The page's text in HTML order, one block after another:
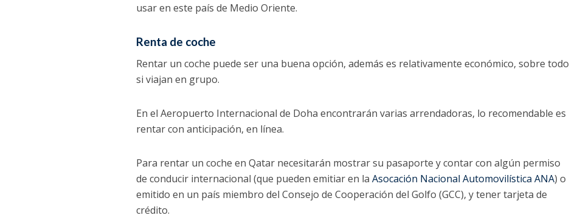
usar en este país de Medio Oriente.
Renta de coche
Rentar un coche puede ser una buena opción, además es relativamente económico, sobre todo
si viajan en grupo.
En el Aeropuerto Internacional de Doha encontrarán varias arrendadoras, lo recomendable es
rentar con anticipación, en línea.
Para rentar un coche en Qatar necesitarán mostrar su pasaporte y contar con algún permiso
de conducir internacional (que pueden emitiar en laAsocación Nacional Automovilística ANA) o
emitido en un país miembro del Consejo de Cooperación del Golfo (GCC), y tener tarjeta de
crédito.